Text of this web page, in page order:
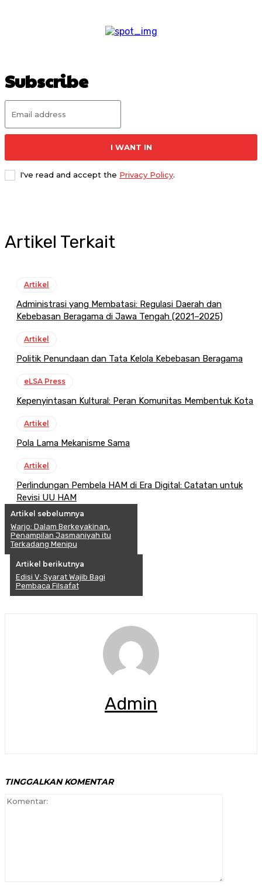
Subscribe
I WANT IN
I've read and accept the Privacy Policy.
Artikel Terkait
Artikel
Administrasi yang Membatasi: Regulasi Daerah dan
Kebebasan Beragama di Jawa Tengah (2021–2025)
Artikel
Politik Penundaan dan Tata Kelola Kebebasan Beragama
eLSA Press
Kepenyintasan Kultural: Peran Komunitas Membentuk Kota
Artikel
Pola Lama Mekanisme Sama
Artikel
Perlindungan Pembela HAM di Era Digital: Catatan untuk
Revisi UU HAM
Artikel sebelumnya
Warjo: Dalam Berkeyakinan,
Penampilan Jasmaniyah itu
Terkadang Menipu
Artikel berikutnya
Edisi V: Syarat Wajib Bagi
Pembaca Filsafat
Admin
TINGGALKAN KOMENTAR